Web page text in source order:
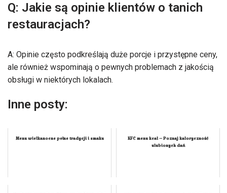
Q: Jakie są opinie klientów o tanich
restauracjach?
A: Opinie często podkreślają duże porcje i przystępne ceny,
ale również wspominają o pewnych problemach z jakością
obsługi w niektórych lokalach.
Inne posty:
Menu wielkanocne pełne tradycji i smaku
KFC menu kcal – Poznaj kaloryczność
ulubionych dań